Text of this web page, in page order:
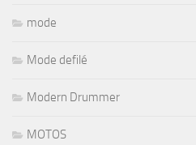
mode
Mode defilé
Modern Drummer
MOTOS